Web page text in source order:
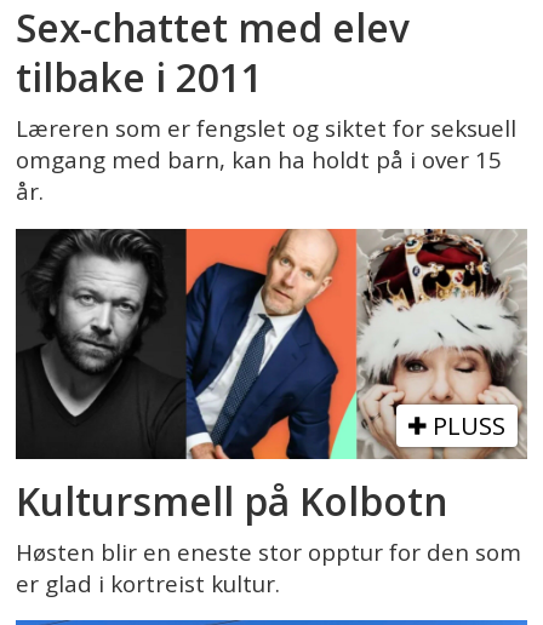
Sex-chattet med elev
tilbake i 2011
Læreren som er fengslet og siktet for seksuell
omgang med barn, kan ha holdt på i over 15
år.
PLUSS
Kultursmell på Kolbotn
Høsten blir en eneste stor opptur for den som
er glad i kortreist kultur.